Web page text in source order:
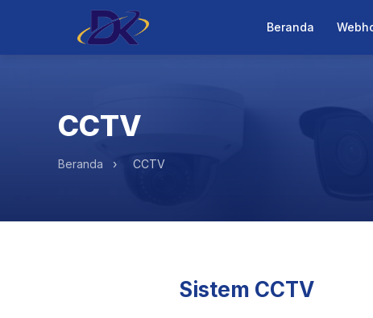
Beranda
CCTV
Beranda › CCTV
Sistem CCTV